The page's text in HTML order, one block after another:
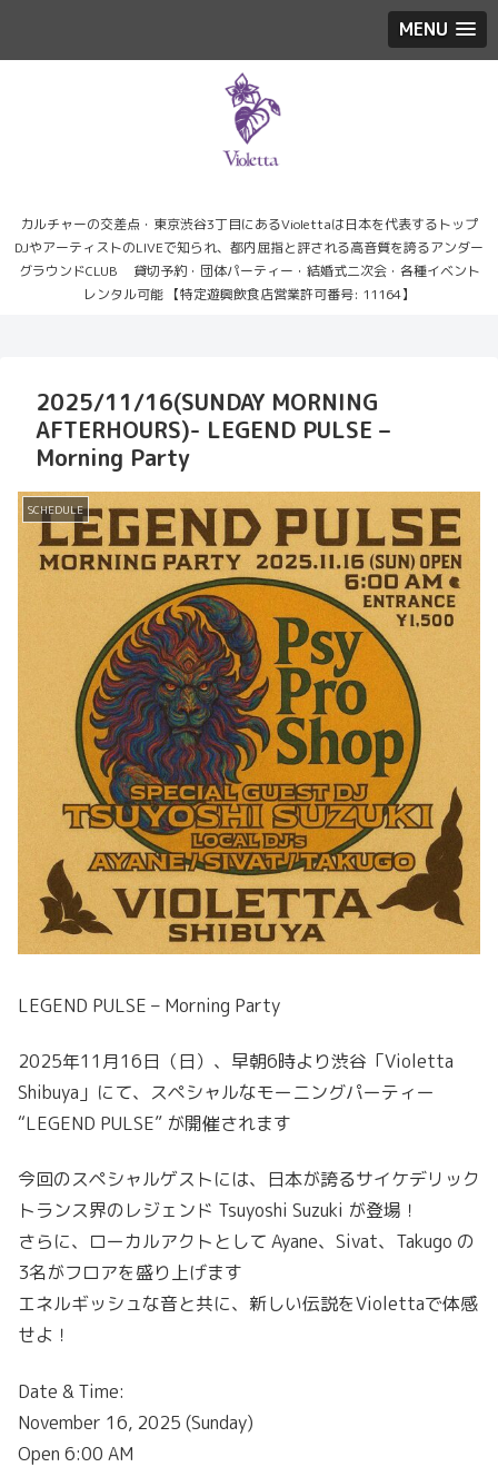
MENU
カルチャーの交差点・東京渋谷3丁目にあるViolettaは日本を代表するトップ
DJやアーティストのLIVEで知られ、都内屈指と評される高音質を誇るアンダー
グラウンドCLUB 貸切予約・団体パーティー・結婚式二次会・各種イベント
レンタル可能 【特定遊興飲食店営業許可番号: 11164】
2025/11/16(SUNDAY MORNING
AFTERHOURS)- LEGEND PULSE –
Morning Party
SCHEDULE
LEGEND PULSE – Morning Party
2025年11月16日（日）、早朝6時より渋谷「Violetta
Shibuya」にて、スペシャルなモーニングパーティー
“LEGEND PULSE” が開催されます
今回のスペシャルゲストには、日本が誇るサイケデリック
トランス界のレジェンド Tsuyoshi Suzuki が登場！
さらに、ローカルアクトとして Ayane、Sivat、Takugo の
3名がフロアを盛り上げます
エネルギッシュな音と共に、新しい伝説をViolettaで体感
せよ！
Date & Time:
November 16, 2025 (Sunday)
Open 6:00 AM